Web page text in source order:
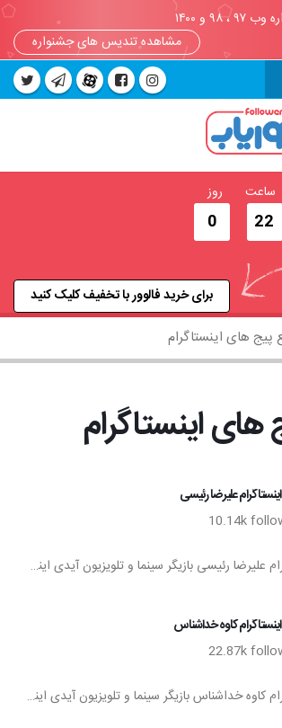
و ۱۴۰۰
مشاهده تندیس های جشنواره
22
ساعت
0
روز
برای خرید فالوور با تخفیف کلیک کنید
پیج های اینستاگرام
اینستاگرام
علیرضا رئیسی
10.14k
آدرس پیج اینستاگرام علیرضا رئیسی بازیگر سینما و تلویزیون آیدی اینستاگرام علیرضا رئیسی پیج اینستا علیرضا رئیسی تعداد فالوورهای پیج اینستاگرام علیرضا رئیسی صفحه اینستاگرام علیرضا رئیسی
کاوه خداشناس
22.87k
آدرس پیج اینستاگرام کاوه خداشناس بازیگر سینما و تلویزیون آیدی اینستاگرام کاوه خداشناس پیج اینستا کاوه خداشناس تعداد فالوورهای پیج اینستاگرام کاوه خداشناس صفحه اینستاگرام کاوه خداشناس